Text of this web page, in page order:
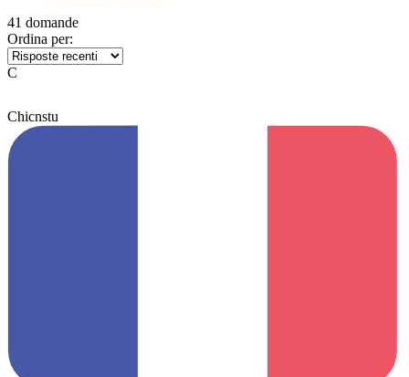
41 domande
Ordina per:
C
Chicnstu